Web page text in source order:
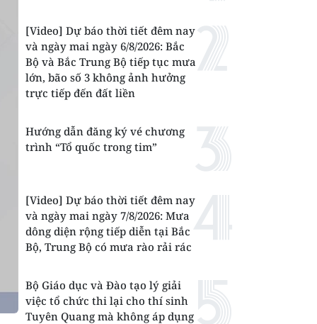
[Video] Dự báo thời tiết đêm nay
và ngày mai ngày 6/8/2026: Bắc
Bộ và Bắc Trung Bộ tiếp tục mưa
lớn, bão số 3 không ảnh hưởng
trực tiếp đến đất liền
Hướng dẫn đăng ký vé chương
trình “Tổ quốc trong tim”
[Video] Dự báo thời tiết đêm nay
và ngày mai ngày 7/8/2026: Mưa
dông diện rộng tiếp diễn tại Bắc
Bộ, Trung Bộ có mưa rào rải rác
Bộ Giáo dục và Đào tạo lý giải
việc tổ chức thi lại cho thí sinh
Tuyên Quang mà không áp dụng